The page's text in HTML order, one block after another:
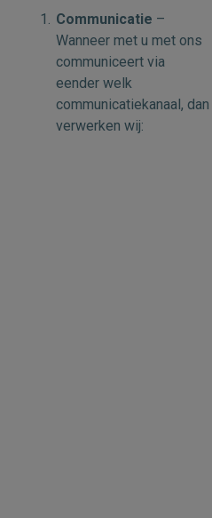
Communicatie –
Wanneer met u met ons
communiceert via
eender welk
communicatiekanaal, dan
verwerken wij: